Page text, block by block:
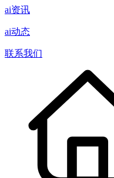
ai资讯
ai动态
联系我们